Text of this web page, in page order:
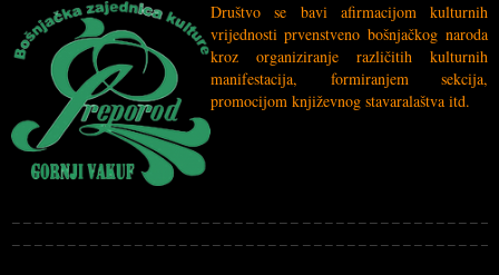
Društvo se bavi afirmacijom kulturnih
vrijednosti prvenstveno bošnjačkog naroda
kroz organiziranje različitih kulturnih
manifestacija, formiranjem sekcija,
promocijom književnog stavaralaštva itd.